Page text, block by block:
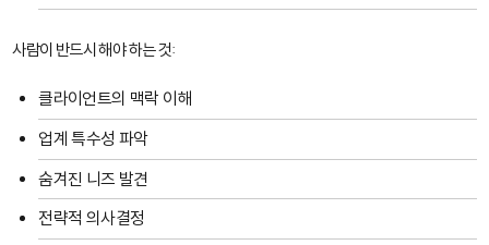
사람이 반드시 해야 하는 것:
클라이언트의 맥락 이해
업계 특수성 파악
숨겨진 니즈 발견
전략적 의사결정